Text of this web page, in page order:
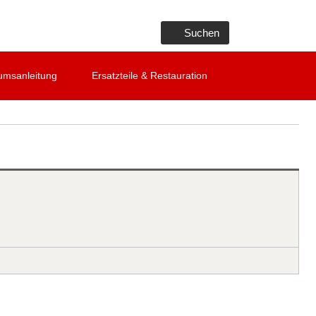
Suchen
Ersatzteile & Restauration